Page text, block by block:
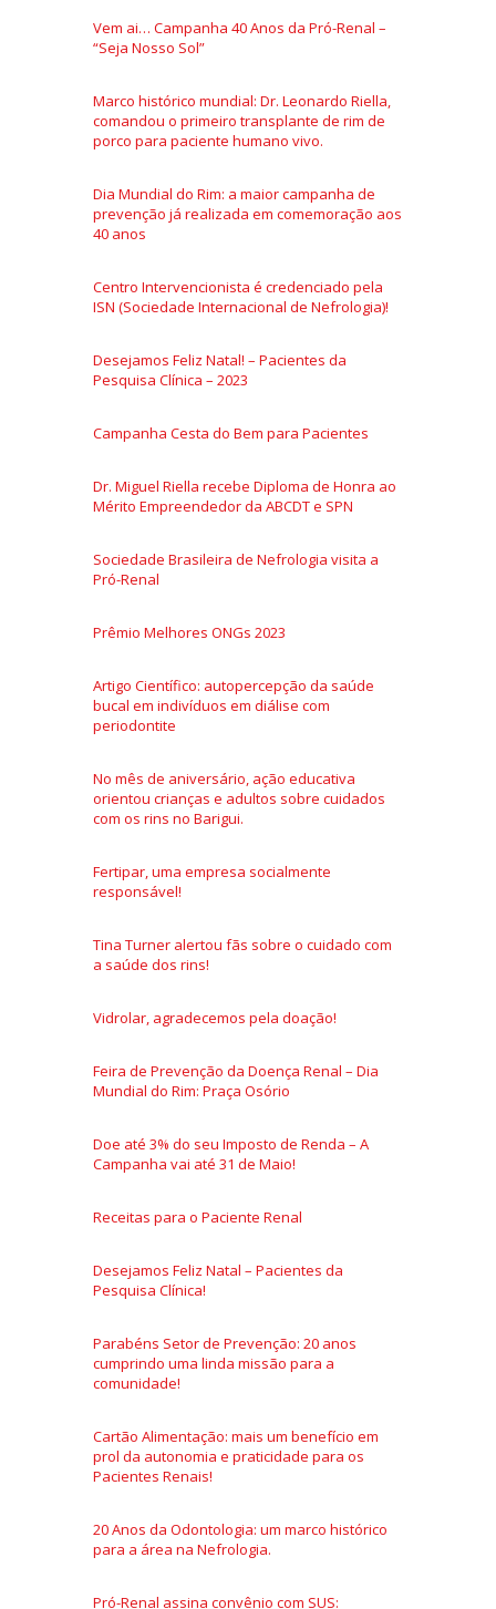
Vem ai… Campanha 40 Anos da Pró-Renal –
“Seja Nosso Sol”
Marco histórico mundial: Dr. Leonardo Riella,
comandou o primeiro transplante de rim de
porco para paciente humano vivo.
Dia Mundial do Rim: a maior campanha de
prevenção já realizada em comemoração aos
40 anos
Centro Intervencionista é credenciado pela
ISN (Sociedade Internacional de Nefrologia)!
Desejamos Feliz Natal! – Pacientes da
Pesquisa Clínica – 2023
Campanha Cesta do Bem para Pacientes
Dr. Miguel Riella recebe Diploma de Honra ao
Mérito Empreendedor da ABCDT e SPN
Sociedade Brasileira de Nefrologia visita a
Pró-Renal
Prêmio Melhores ONGs 2023
Artigo Científico: autopercepção da saúde
bucal em indivíduos em diálise com
periodontite
No mês de aniversário, ação educativa
orientou crianças e adultos sobre cuidados
com os rins no Barigui.
Fertipar, uma empresa socialmente
responsável!
Tina Turner alertou fãs sobre o cuidado com
a saúde dos rins!
Vidrolar, agradecemos pela doação!
Feira de Prevenção da Doença Renal – Dia
Mundial do Rim: Praça Osório
Doe até 3% do seu Imposto de Renda – A
Campanha vai até 31 de Maio!
Receitas para o Paciente Renal
Desejamos Feliz Natal – Pacientes da
Pesquisa Clínica!
Parabéns Setor de Prevenção: 20 anos
cumprindo uma linda missão para a
comunidade!
Cartão Alimentação: mais um benefício em
prol da autonomia e praticidade para os
Pacientes Renais!
20 Anos da Odontologia: um marco histórico
para a área na Nefrologia.
Pró-Renal assina convênio com SUS: